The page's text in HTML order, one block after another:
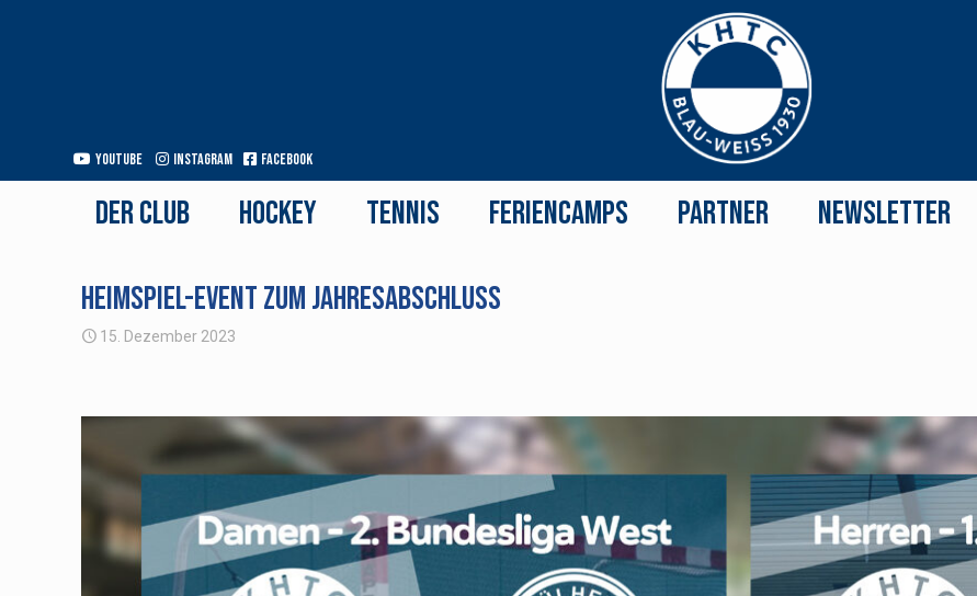
Youtube Instagram Facebook
Der Club Hockey Tennis Feriencamps Partner Newsletter
Heimspiel-Event zum Jahresabschluss
15. Dezember 2023